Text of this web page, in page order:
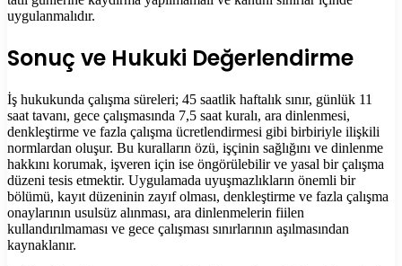
uygulanmalıdır.
Sonuç ve Hukuki Değerlendirme
İş hukukunda çalışma süreleri; 45 saatlik haftalık sınır, günlük 11
saat tavanı, gece çalışmasında 7,5 saat kuralı, ara dinlenmesi,
denkleştirme ve fazla çalışma ücretlendirmesi gibi birbiriyle ilişkili
normlardan oluşur. Bu kuralların özü, işçinin sağlığını ve dinlenme
hakkını korumak, işveren için ise öngörülebilir ve yasal bir çalışma
düzeni tesis etmektir. Uygulamada uyuşmazlıkların önemli bir
bölümü, kayıt düzeninin zayıf olması, denkleştirme ve fazla çalışma
onaylarının usulsüz alınması, ara dinlenmelerin fiilen
kullandırılmaması ve gece çalışması sınırlarının aşılmasından
kaynaklanır.